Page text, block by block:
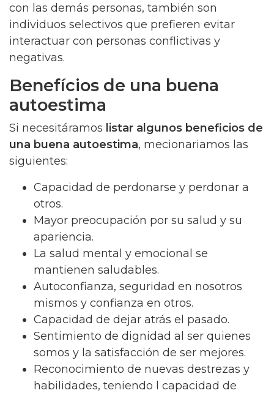
con las demás personas, también son
individuos selectivos que prefieren evitar
interactuar con personas conflictivas y
negativas.
Benefícios de una buena
autoestima
Si necesitáramos listar algunos beneficios de
una buena autoestima, mecionariamos las
siguientes:
Capacidad de perdonarse y perdonar a
otros.
Mayor preocupación por su salud y su
apariencia.
La salud mental y emocional se
mantienen saludables.
Autoconfianza, seguridad en nosotros
mismos y confianza en otros.
Capacidad de dejar atrás el pasado.
Sentimiento de dignidad al ser quienes
somos y la satisfacción de ser mejores.
Reconocimiento de nuevas destrezas y
habilidades, teniendo l capacidad de